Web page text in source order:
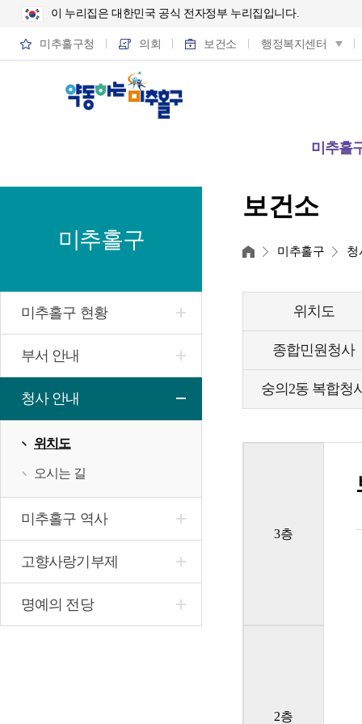
이 누리집은 대한민국 공식 전자정부 누리집입니다.
미추홀구청 의회 보건소 행정복지센터
미추홀
미추홀구
미추홀구 현황
부서 안내
청사 안내
위치도
오시는 길
미추홀구 역사
고향사랑기부제
명예의 전당
보건소
홈 미추홀구 청
위치도
종합민원청사
숭의2동 복합청
3층
2층